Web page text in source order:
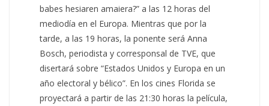
babes hesiaren amaiera?” a las 12 horas del
mediodía en el Europa. Mientras que por la
tarde, a las 19 horas, la ponente será Anna
Bosch, periodista y corresponsal de TVE, que
disertará sobre “Estados Unidos y Europa en un
año electoral y bélico”. En los cines Florida se
proyectará a partir de las 21:30 horas la película,